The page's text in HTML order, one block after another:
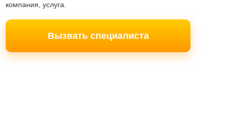
компания, услуга.
Вызвать специалиста